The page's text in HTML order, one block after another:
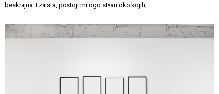
beskrajna. I zaista, postoji mnogo stvari oko kojih,...